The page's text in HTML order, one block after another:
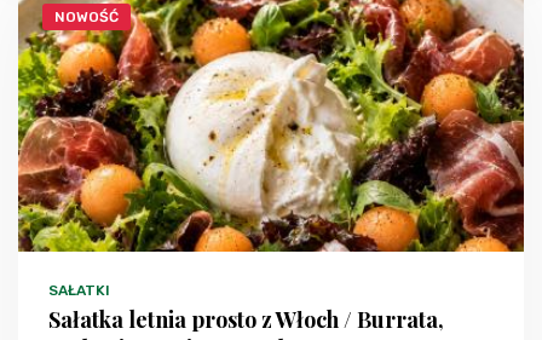
NOWOŚĆ
SAŁATKI
Sałatka letnia prosto z Włoch / Burrata,